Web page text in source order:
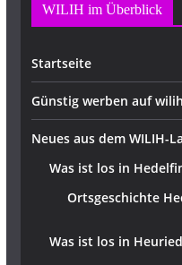
WILIH im Überblick
Startseite
Günstig werben auf
Neues aus dem WILIH-
Was ist los in
Ortsgeschichte
Was ist los in